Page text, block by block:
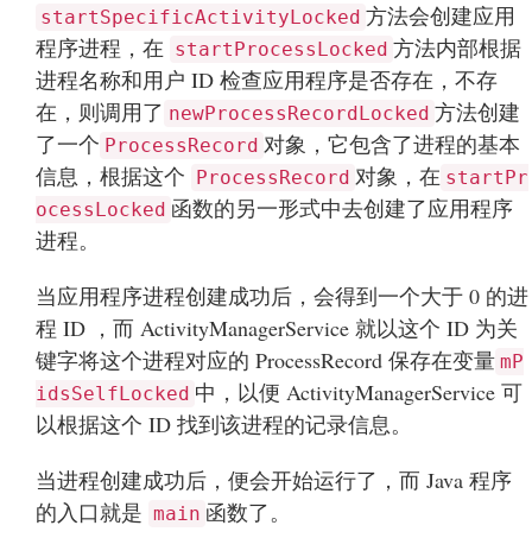
startSpecificActivityLocked 方法会创建应用
程序进程，在 startProcessLocked 方法内部根据
进程名称和用户 ID 检查应用程序是否存在，不存
在，则调用了 newProcessRecordLocked 方法创建
了一个 ProcessRecord 对象，它包含了进程的基本
信息，根据这个 ProcessRecord 对象，在 startPr
ocessLocked 函数的另一形式中去创建了应用程序
进程。
当应用程序进程创建成功后，会得到一个大于 0 的进
程 ID ，而 ActivityManagerService 就以这个 ID 为关
键字将这个进程对应的 ProcessRecord 保存在变量 mP
idsSelfLocked 中，以便 ActivityManagerService 可
以根据这个 ID 找到该进程的记录信息。
当进程创建成功后，便会开始运行了，而 Java 程序
的入口就是 main 函数了。